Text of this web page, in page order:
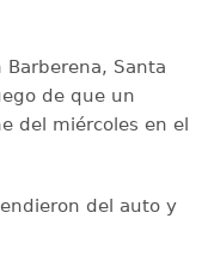
Santa
de que un
del miércoles en el
del auto y